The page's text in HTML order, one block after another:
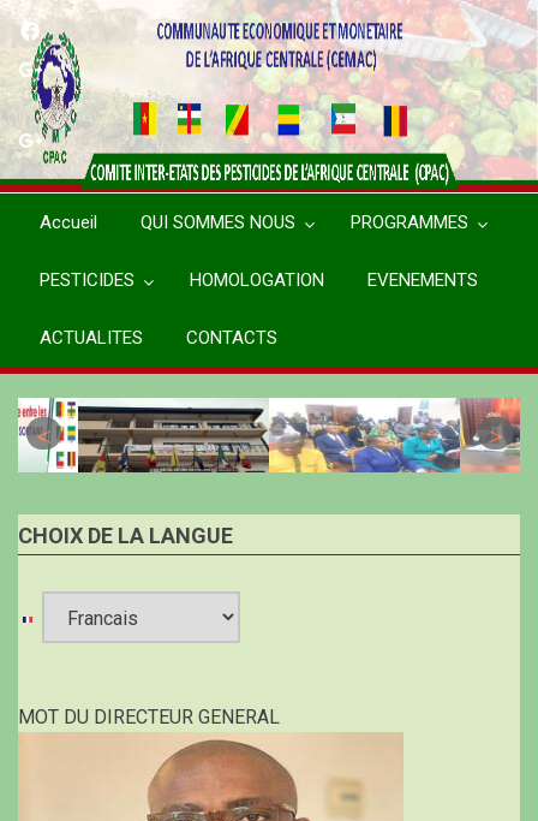
Aller
contenu
principal
Accueil QUI SOMMES NOUS PROGRAMMES
PESTICIDES HOMOLOGATION EVENEMENTS
ACTUALITES CONTACTS
CHOIX DE LA LANGUE
language
MOT DU DIRECTEUR GENERAL